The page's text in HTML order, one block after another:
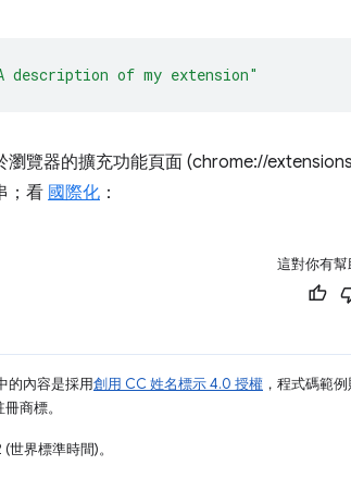
description of my extension"
瀏覽器的擴充功能頁面 (chrome://
；看 國際化 ：
這對你有幫
的內容是採用創用 CC 姓名標示 4.0 授權 ，程式碼範
商標。
界標準時間)。